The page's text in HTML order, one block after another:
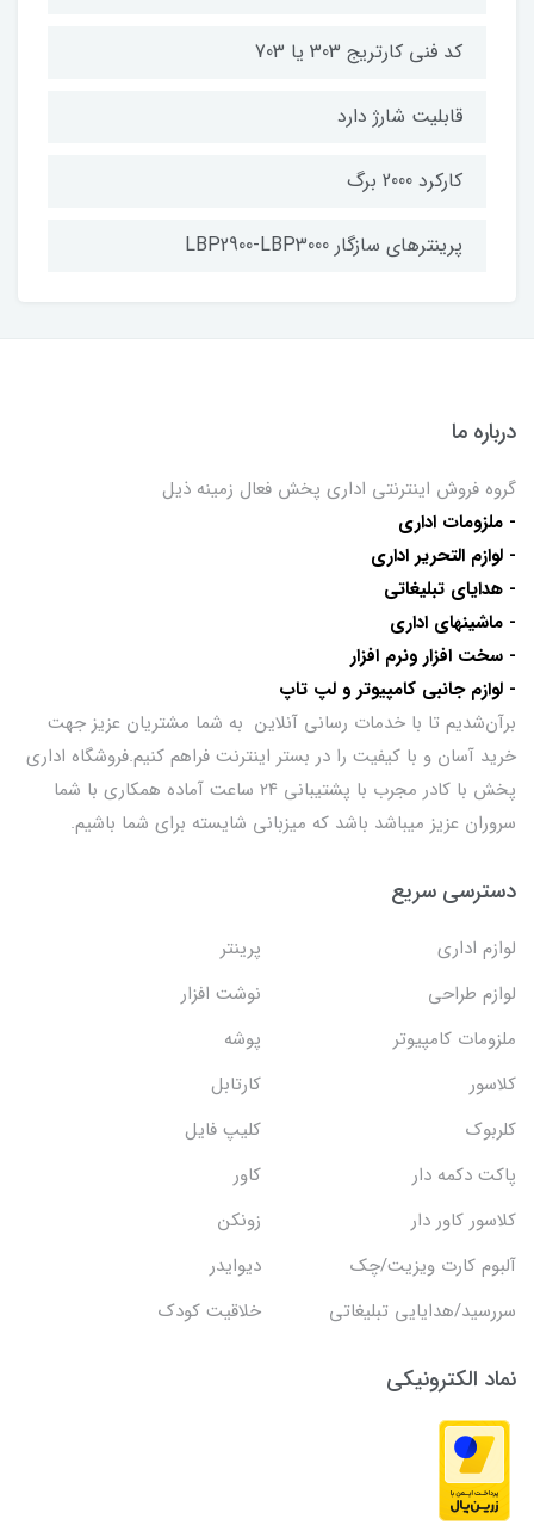
کد فنی کارتریج 303 یا 703
قابلیت شارژ دارد
کارکرد 2000 برگ
پرینترهای سازگار LBP2900-LBP3000
درباره ما
گروه فروش اینترنتی اداری پخش فعال زمینه ذیل
- ملزومات اداری
- لوازم التحریر اداری
- هدایای تبلیغاتی
- ماشینهای اداری
- سخت افزار ونرم افزار
- لوازم جانبی کامپیوتر و لپ تاپ
برآن‌شدیم تا با خدمات رسانی آنلاین به شما مشتریان عزیز جهت
خرید آسان و با کیفیت را در بستر اینترنت فراهم کنیم.فروشگاه اداری
پخش با کادر مجرب با پشتیبانی ۲۴ ساعت آماده همکاری با شما
سروران عزیز میباشد باشد که میزبانی شایسته برای شما باشیم.
دسترسی سریع
لوازم اداری
پرینتر
لوازم طراحی
نوشت افزار
ملزومات کامپیوتر
پوشه
کلاسور
کارتابل
کلربوک
کلیپ فایل
پاکت دکمه دار
کاور
کلاسور کاور دار
زونکن
آلبوم کارت ویزیت/چک
دیوایدر
سررسید/هدایایی تبلیغاتی
خلاقیت کودک
نماد الکترونیکی